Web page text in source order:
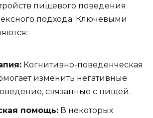
пищевого поведения
подхода. Ключевыми
Когнитивно-поведенческая
изменить негативные
связанные с пищей.
помощь: В некоторых